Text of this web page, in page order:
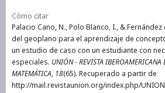
Cómo citar
Palacio Cano, N., Polo Blanco, I., & Fernández
del geoplano para el aprendizaje de
un estudio de caso con un estudiante con
especiales. UNIÓN - REVISTA IBEROAMERICANA
MATEMÁTICA, 18(65). Recuperado a partir de
http://mail.revistaunion.org/index.php/